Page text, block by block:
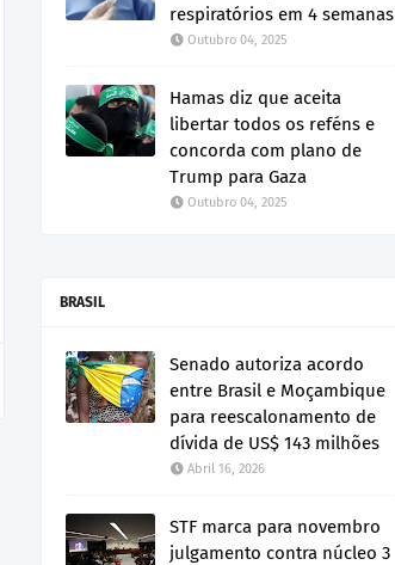
respiratórios em 4 semanas
Outubro 04, 2025
Hamas diz que aceita
libertar todos os reféns e
concorda com plano de
Trump para Gaza
Outubro 04, 2025
BRASIL
Senado autoriza acordo
entre Brasil e Moçambique
para reescalonamento de
dívida de US$ 143 milhões
Abril 16, 2026
STF marca para novembro
julgamento contra núcleo 3